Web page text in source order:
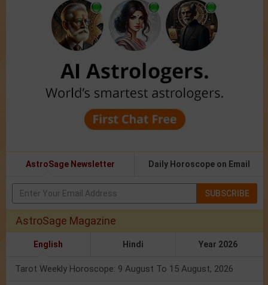
AstroSage Newsletter Daily Horoscope on Email
SUBSCRIBE
AstroSage Magazine
English Hindi Year 2026
Tarot Weekly Horoscope: 9 August To 15 August, 2026